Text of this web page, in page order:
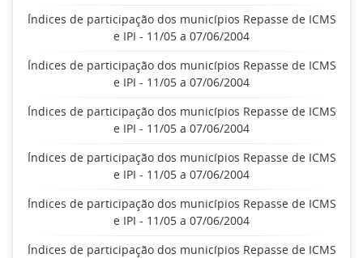
Índices de participação dos municípios Repasse de ICMS
e IPI - 11/05 a 07/06/2004
Índices de participação dos municípios Repasse de ICMS
e IPI - 11/05 a 07/06/2004
Índices de participação dos municípios Repasse de ICMS
e IPI - 11/05 a 07/06/2004
Índices de participação dos municípios Repasse de ICMS
e IPI - 11/05 a 07/06/2004
Índices de participação dos municípios Repasse de ICMS
e IPI - 11/05 a 07/06/2004
Índices de participação dos municípios Repasse de ICMS